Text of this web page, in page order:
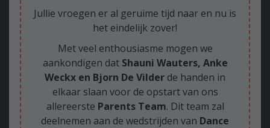
Jullie vroegen er al geruime tijd naar en nu is
het eindelijk zover!
Met veel enthousiasme mogen we
aankondigen dat Shauni Wauters, Anke
Weckx en Bjorn De Vilder de handen in
elkaar slaan voor de opstart van ons
allereerste Parents Team. Dit team zal
deelnemen aan de wedstrijden van Dance